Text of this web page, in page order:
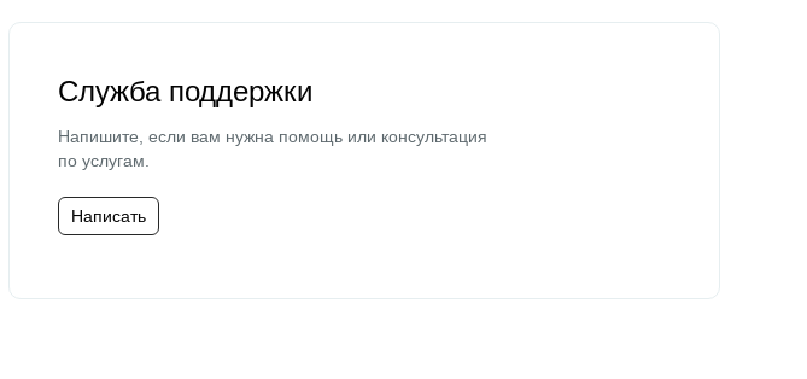
Служба поддержки
Напишите, если вам нужна помощь или консультация
по услугам.
Написать